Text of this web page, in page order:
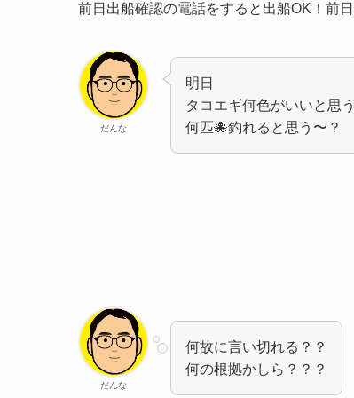
前日出船確認の電話をすると出船OK！前
だんな
明日
タコエギ何色がいいと思
何匹🐙釣れると思う〜？
だんな
何故に言い切れる？？
何の根拠かしら？？？